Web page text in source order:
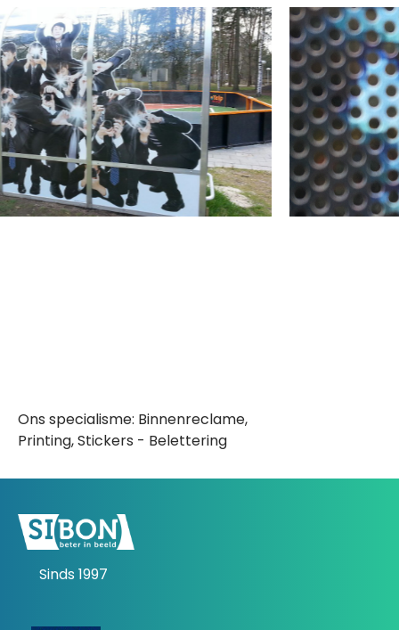
Ons specialisme: Binnenreclame,
Printing, Stickers - Belettering
Sinds 1997